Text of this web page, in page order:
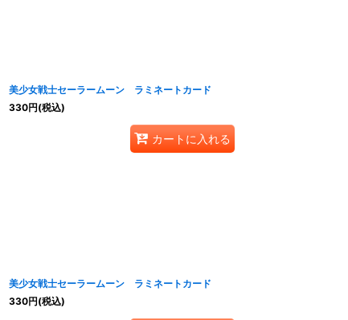
美少女戦士セーラームーン ラミネートカード
330円(税込)
カートに入れる
美少女戦士セーラームーン ラミネートカード
330円(税込)